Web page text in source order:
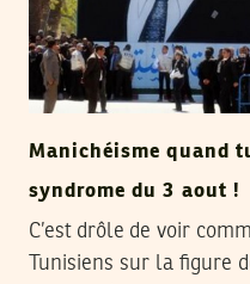
Manichéisme quand
syndrome du 3 aout !
C’est drôle de voir
Tunisiens sur la figure